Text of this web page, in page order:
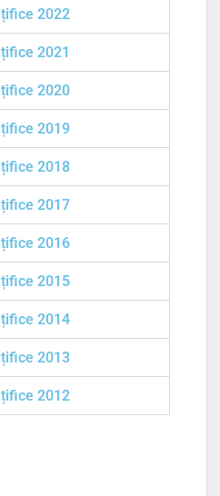
2022
2021
2020
2019
2018
2017
2016
2015
2014
2013
2012